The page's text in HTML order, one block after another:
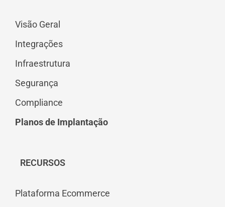
Visão Geral
Integrações
Infraestrutura
Segurança
Compliance
Planos de Implantação
RECURSOS
Plataforma Ecommerce